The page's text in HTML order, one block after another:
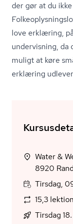
der gør at du
love erklæring,
undervisning,
muligt at køre
erklæring
Water &
8920
Tirsdag,
15,3
Tirsdag